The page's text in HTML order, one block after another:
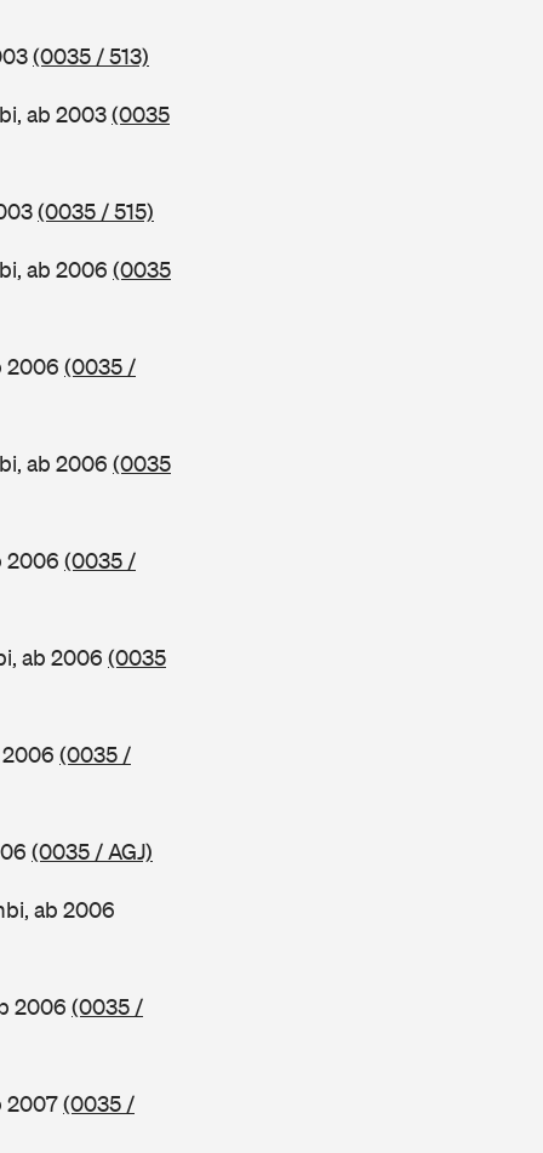
(0035 / 513)
ab 2003(0035
(0035 / 515)
ab 2006 (0035
2006 (0035 /
ab 2006 (0035
2006 (0035 /
ab 2006 (0035
2006 (0035 /
(0035 / AGJ)
ab 2006
2006 (0035 /
2007(0035 /